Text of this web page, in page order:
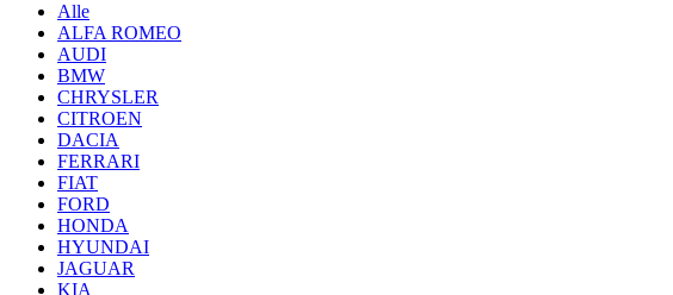
Alle
ALFA ROMEO
AUDI
BMW
CHRYSLER
CITROEN
DACIA
FERRARI
FIAT
FORD
HONDA
HYUNDAI
JAGUAR
KIA